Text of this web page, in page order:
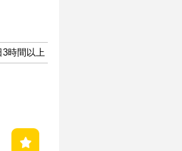
3時間以上